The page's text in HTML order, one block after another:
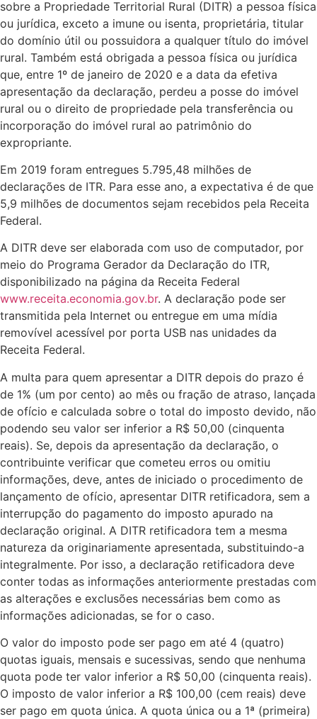
sobre a Propriedade Territorial Rural (DITR) a pessoa física
ou jurídica, exceto a imune ou isenta, proprietária, titular
do domínio útil ou possuidora a qualquer título do imóvel
rural. Também está obrigada a pessoa física ou jurídica
que, entre 1º de janeiro de 2020 e a data da efetiva
apresentação da declaração, perdeu a posse do imóvel
rural ou o direito de propriedade pela transferência ou
incorporação do imóvel rural ao patrimônio do
expropriante.
Em 2019 foram entregues 5.795,48 milhões de
declarações de ITR. Para esse ano, a expectativa é de que
5,9 milhões de documentos sejam recebidos pela Receita
Federal.
A DITR deve ser elaborada com uso de computador, por
meio do Programa Gerador da Declaração do ITR,
disponibilizado na página da Receita Federal
www.receita.economia.gov.br. A declaração pode ser
transmitida pela Internet ou entregue em uma mídia
removível acessível por porta USB nas unidades da
Receita Federal.
A multa para quem apresentar a DITR depois do prazo é
de 1% (um por cento) ao mês ou fração de atraso, lançada
de ofício e calculada sobre o total do imposto devido, não
podendo seu valor ser inferior a R$ 50,00 (cinquenta
reais). Se, depois da apresentação da declaração, o
contribuinte verificar que cometeu erros ou omitiu
informações, deve, antes de iniciado o procedimento de
lançamento de ofício, apresentar DITR retificadora, sem a
interrupção do pagamento do imposto apurado na
declaração original. A DITR retificadora tem a mesma
natureza da originariamente apresentada, substituindo-a
integralmente. Por isso, a declaração retificadora deve
conter todas as informações anteriormente prestadas com
as alterações e exclusões necessárias bem como as
informações adicionadas, se for o caso.
O valor do imposto pode ser pago em até 4 (quatro)
quotas iguais, mensais e sucessivas, sendo que nenhuma
quota pode ter valor inferior a R$ 50,00 (cinquenta reais).
O imposto de valor inferior a R$ 100,00 (cem reais) deve
ser pago em quota única. A quota única ou a 1ª (primeira)